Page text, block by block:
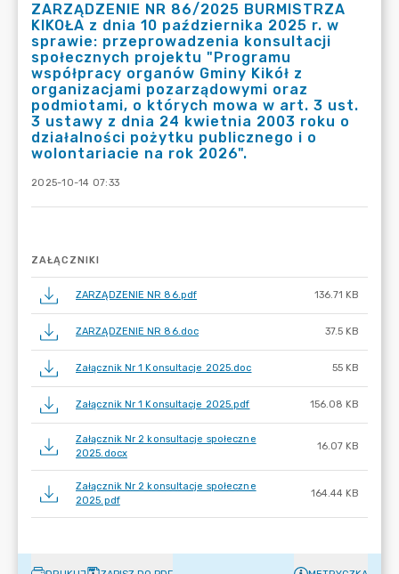
ZARZĄDZENIE NR 86/2025 BURMISTRZA
KIKOŁA z dnia 10 października 2025 r. w
sprawie: przeprowadzenia konsultacji
społecznych projektu "Programu
współpracy organów Gminy Kikół z
organizacjami pozarządowymi oraz
podmiotami, o których mowa w art. 3 ust.
3 ustawy z dnia 24 kwietnia 2003 roku o
działalności pożytku publicznego i o
wolontariacie na rok 2026".
2025-10-14 07:33
ZAŁĄCZNIKI
ZARZĄDZENIE NR 86.pdf 136.71 KB
ZARZĄDZENIE NR 86.doc 37.5 KB
Załącznik Nr 1 Konsultacje 2025.doc 55 KB
Załącznik Nr 1 Konsultacje 2025.pdf 156.08 KB
Załącznik Nr 2 konsultacje społeczne
2025.docx
16.07 KB
Załącznik Nr 2 konsultacje społeczne
2025.pdf
164.44 KB